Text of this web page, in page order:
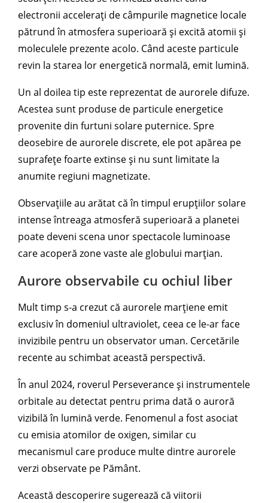
electronii accelerați de câmpurile magnetice locale
pătrund în atmosfera superioară și excită atomii și
moleculele prezente acolo. Când aceste particule
revin la starea lor energetică normală, emit lumină.
Un al doilea tip este reprezentat de aurorele difuze.
Acestea sunt produse de particule energetice
provenite din furtuni solare puternice. Spre
deosebire de aurorele discrete, ele pot apărea pe
suprafețe foarte extinse și nu sunt limitate la
anumite regiuni magnetizate.
Observațiile au arătat că în timpul erupțiilor solare
intense întreaga atmosferă superioară a planetei
poate deveni scena unor spectacole luminoase
care acoperă zone vaste ale globului marțian.
Aurore observabile cu ochiul liber
Mult timp s-a crezut că aurorele marțiene emit
exclusiv în domeniul ultraviolet, ceea ce le-ar face
invizibile pentru un observator uman. Cercetările
recente au schimbat această perspectivă.
În anul 2024, roverul Perseverance și instrumentele
orbitale au detectat pentru prima dată o auroră
vizibilă în lumină verde. Fenomenul a fost asociat
cu emisia atomilor de oxigen, similar cu
mecanismul care produce multe dintre aurorele
verzi observate pe Pământ.
Această descoperire sugerează că viitorii